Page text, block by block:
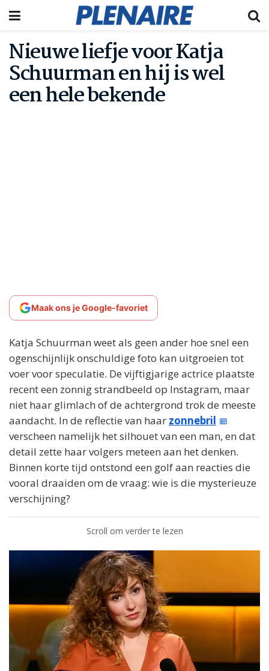
Nieuwe liefje voor Katja
Schuurman en hij is wel
een hele bekende
Maak ons je Google-favoriet
Katja Schuurman weet als geen ander hoe snel een
ogenschijnlijk onschuldige foto kan uitgroeien tot
voer voor speculatie. De vijftigjarige actrice plaatste
recent een zonnig strandbeeld op Instagram, maar
niet haar glimlach of de achtergrond trok de meeste
aandacht. In de reflectie van haar zonnebril
verscheen namelijk het silhouet van een man, en dat
detail zette haar volgers meteen aan het denken.
Binnen korte tijd ontstond een golf aan reacties die
vooral draaiden om de vraag: wie is die mysterieuze
verschijning?
Scroll om verder te lezen